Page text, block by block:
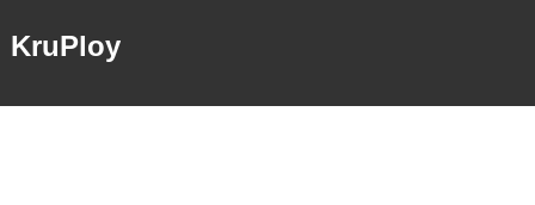
KruPloy